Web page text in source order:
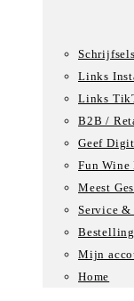
Schrijfsels
Links
Links
B2B /
Geef
Fun Wine
Meest
Service
Mijn
Home